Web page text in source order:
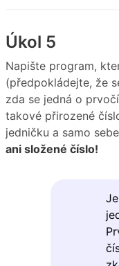
Úkol 5
Napište program,
(předpokládejte, že
zda se jedná o
takové přirozené
jedničku a samo
ani složené číslo!